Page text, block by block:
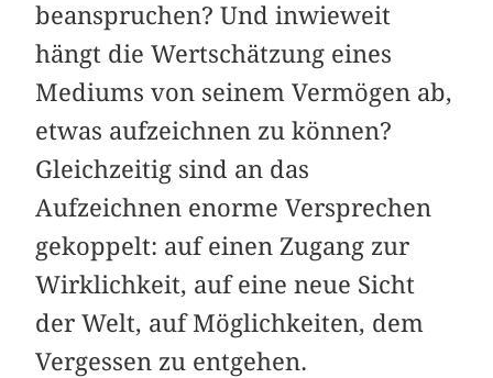
beanspruchen? Und inwieweit
hängt die Wertschätzung eines
Mediums von seinem Vermögen ab,
etwas aufzeichnen zu können?
Gleichzeitig sind an das
Aufzeichnen enorme Versprechen
gekoppelt: auf einen Zugang zur
Wirklichkeit, auf eine neue Sicht
der Welt, auf Möglichkeiten, dem
Vergessen zu entgehen.